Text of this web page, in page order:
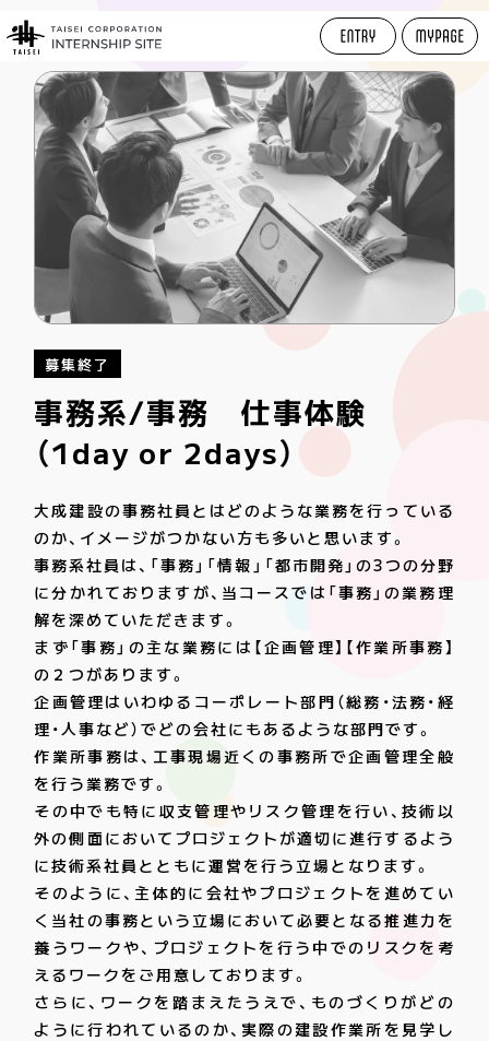
pagetop
事務系/事務 仕事体験
（1day or 2days）
大成建設の事務社員とはどのような業務を行っている
のか、イメージがつかない方も多いと思います。
事務系社員は、「事務」「情報」「都市開発」の3つの分野
に分かれておりますが、当コースでは「事務」の業務理
解を深めていただきます。
まず「事務」の主な業務には【企画管理】【作業所事務】
の２つがあります。
企画管理はいわゆるコーポレート部門（総務・法務・経
理・人事など）でどの会社にもあるような部門です。
作業所事務は、工事現場近くの事務所で企画管理全般
を行う業務です。
その中でも特に収支管理やリスク管理を行い、技術以
外の側面においてプロジェクトが適切に進行するよう
に技術系社員とともに運営を行う立場となります。
そのように、主体的に会社やプロジェクトを進めてい
く当社の事務という立場において必要となる推進力を
養うワークや、プロジェクトを行う中でのリスクを考
えるワークをご用意しております。
さらに、ワークを踏まえたうえで、ものづくりがどの
ように行われているのか、実際の建設作業所を見学し